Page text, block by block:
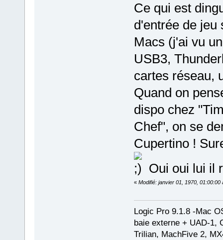
Ce qui est
d'entrée de jeu
Macs (j'ai vu
USB3,
cartes réseau,
Quand on
dispo chez
Chef", on se
Cupertino !
Oui oui lui il
« Modifié: janvier 01, 1970, 01:00:00
Logic Pro 9.1.8 -Mac
baie externe + UAD-1,
Trilian, MachFive 2,